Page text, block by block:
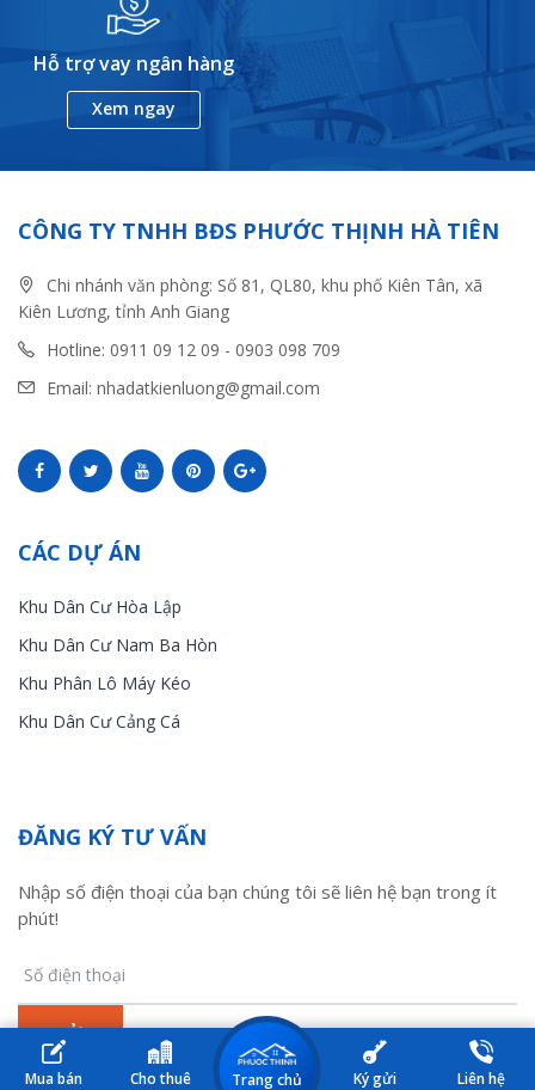
Hỗ trợ vay ngân hàng
Xem ngay
CÔNG TY TNHH BĐS PHƯỚC THỊNH HÀ TIÊN
Chi nhánh văn phòng: Số 81, QL80, khu phố Kiên Tân, xã
Kiên Lương, tỉnh Anh Giang
Hotline: 0911 09 12 09 - 0903 098 709
Email: nhadatkienluong@gmail.com
Mua bán Cho thuê Trang chủ Ký gửi Liên hệ
CÁC DỰ ÁN
Khu Dân Cư Hòa Lập
Khu Dân Cư Nam Ba Hòn
Khu Phân Lô Máy Kéo
Khu Dân Cư Cảng Cá
ĐĂNG KÝ TƯ VẤN
Nhập số điện thoại của bạn chúng tôi sẽ liên hệ bạn trong ít
phút!